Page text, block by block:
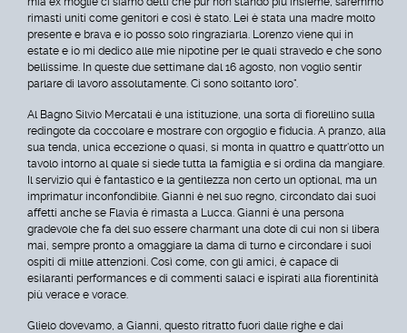
rimasti uniti come genitori e così è stato. Lei è stata una madre molto
presente e brava e io posso solo ringraziarla. Lorenzo viene qui in
estate e io mi dedico alle mie nipotine per le quali stravedo e che sono
bellissime. In queste due settimane dal 16 agosto, non voglio sentir
parlare di lavoro assolutamente. Ci sono soltanto loro".
Al Bagno Silvio Mercatali è una istituzione, una sorta di fiorellino sulla
redingote da coccolare e mostrare con orgoglio e fiducia. A pranzo, alla
sua tenda, unica eccezione o quasi, si monta in quattro e quattr'otto un
tavolo intorno al quale si siede tutta la famiglia e si ordina da mangiare.
Il servizio qui è fantastico e la gentilezza non certo un optional, ma un
imprimatur inconfondibile. Gianni è nel suo regno, circondato dai suoi
affetti anche se Flavia è rimasta a Lucca. Gianni è una persona
gradevole che fa del suo essere charmant una dote di cui non si libera
mai, sempre pronto a omaggiare la dama di turno e circondare i suoi
ospiti di mille attenzioni. Così come, con gli amici, è capace di
esilaranti performances e di commenti salaci e ispirati alla fiorentinità
più verace e vorace.
Glielo dovevamo, a Gianni, questo ritratto fuori dalle righe e dai